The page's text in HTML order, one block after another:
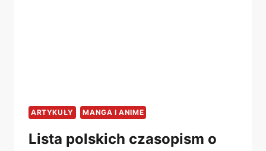
ARTYKUŁY MANGA I ANIME
Lista polskich czasopism o